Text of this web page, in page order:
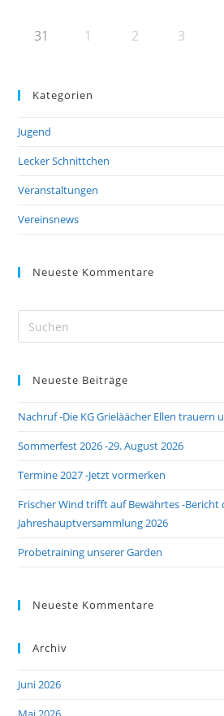
31 1 2 3
Kategorien
Jugend
Lecker Schnittchen
Veranstaltungen
Vereinsnews
Neueste Kommentare
Neueste Beiträge
Nachruf -Die KG Grieläächer Ellen trauern
Sommerfest 2026 -29. August 2026
Termine 2027 -Jetzt vormerken
Frischer Wind trifft auf Bewährtes -Bericht
Jahreshauptversammlung 2026
Probetraining unserer Garden
Neueste Kommentare
Archiv
Juni 2026